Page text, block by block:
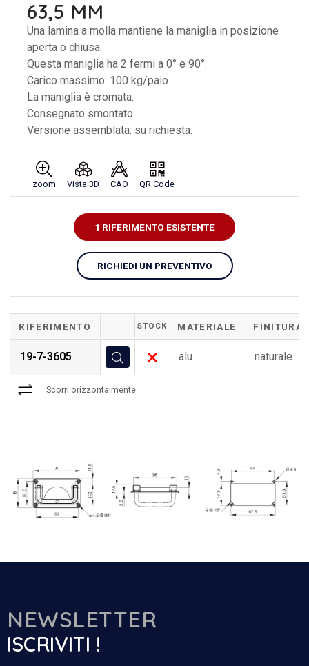
63,5 MM
Una lamina a molla mantiene la maniglia in posizione
aperta o chiusa.
Questa maniglia ha 2 fermi a 0° e 90°.
Carico massimo: 100 kg/paio.
La maniglia è cromata.
Consegnato smontato.
Versione assemblata: su richiesta.
zoom Vista 3D CAO QR Code
1 RIFERIMENTO ESISTENTE
RICHIEDI UN PREVENTIVO
RIFERIMENTO STOCK MATERIALE FINITURA
19-7-3605 alu naturale
Scorri orizzontalmente
NEWSLETTER
ISCRIVITI !